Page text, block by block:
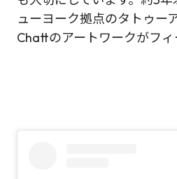
ューヨーク拠点のタトゥー
Chattのアートワークがフィ